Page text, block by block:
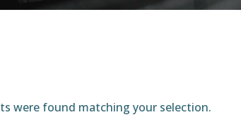
were found matching your selection.